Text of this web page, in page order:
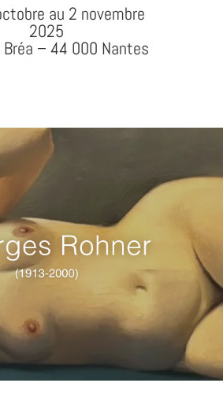
au 2 novembre
2025
Bréa – 44 000 Nantes